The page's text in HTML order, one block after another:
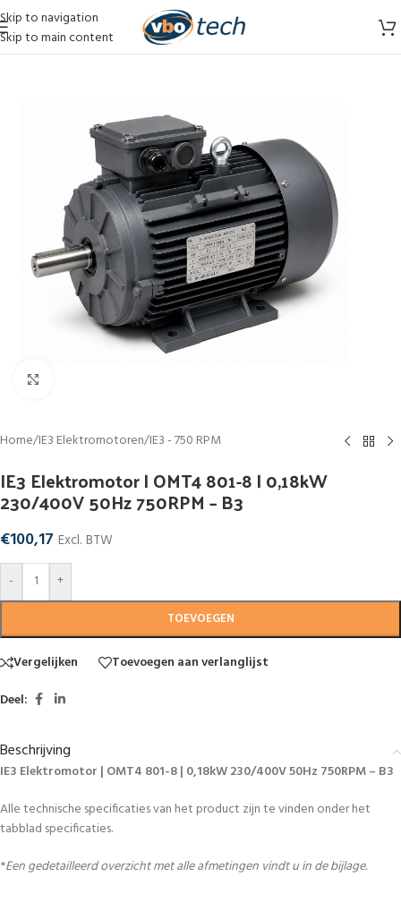
Skip to navigation
Skip to main content
Home/IE3 Elektromotoren/IE3 - 750 RPM
IE3 Elektromotor | OMT4 801-8 | 0,18kW
230/400V 50Hz 750RPM – B3
€100,17 Excl. BTW
-
+
TOEVOEGEN
Vergelijken
Toevoegen aan verlanglijst
Deel:
Beschrijving
IE3 Elektromotor | OMT4 801-8 | 0,18kW 230/400V 50Hz 750RPM – B3
Alle technische specificaties van het product zijn te vinden onder het
tabblad specificaties.
*Een gedetailleerd overzicht met alle afmetingen vindt u in de bijlage.